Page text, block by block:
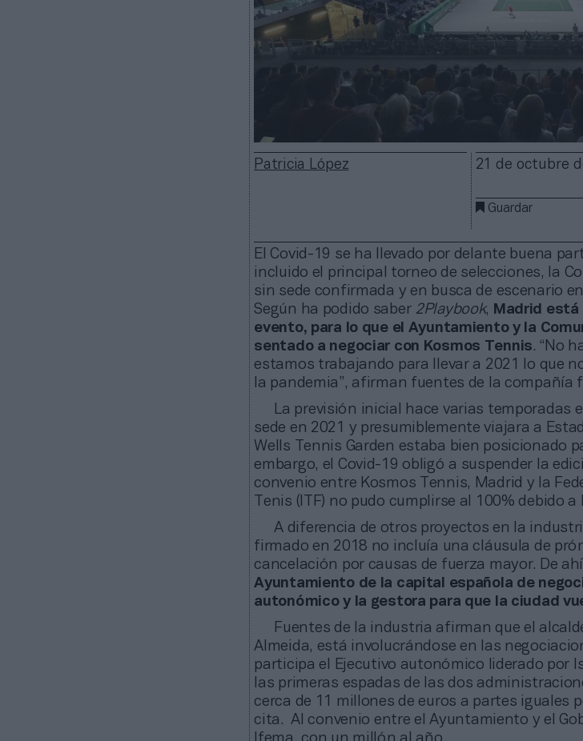
Patricia López 21 de octubre
Guardar
El Covid-19 se ha llevado por delante buena
incluido el principal torneo de selecciones, la
sin sede confirmada y en busca de escenario
Según ha podido saber 2Playbook, Madrid está
evento, para lo que el Ayuntamiento y la
sentado a negociar con Kosmos Tennis. “No
estamos trabajando para llevar a 2021 lo que
la pandemia”, afirman fuentes de la compañía
La previsión inicial hace varias temporadas
sede en 2021 y presumiblemente viajara a
Wells Tennis Garden estaba bien posicionado
embargo, el Covid-19 obligó a suspender la
convenio entre Kosmos Tennis, Madrid y la
Tenis (ITF) no pudo cumplirse al 100% debido a
A diferencia de otros proyectos en la
firmado en 2018 no incluía una cláusula de
cancelación por causas de fuerza mayor. De
Ayuntamiento de la capital española de
autonómico y la gestora para que la ciudad
Fuentes de la industria afirman que el
Almeida, está involucrándose en las
participa el Ejecutivo autonómico liderado por
las primeras espadas de las dos
cerca de 11 millones de euros a partes iguales
cita. Al convenio entre el Ayuntamiento y el